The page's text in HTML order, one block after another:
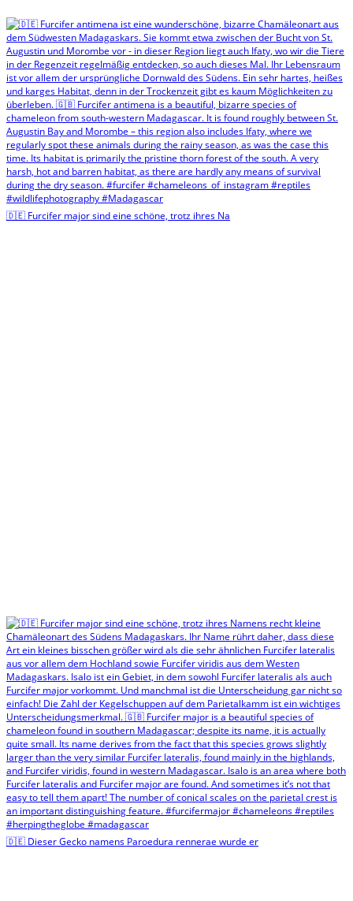
🇩🇪 Furcifer major sind eine schöne, trotz ihres Na
🇩🇪 Dieser Gecko namens Paroedura rennerae wurde er